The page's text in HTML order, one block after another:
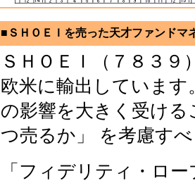
■ＳＨＯＥＩを売った天才ファンドマ
ＳＨＯＥＩ（７８３
欧米に輸出していま
の影響を大きく受け
つ売るか」 を考慮す
「フィデリティ・ロ